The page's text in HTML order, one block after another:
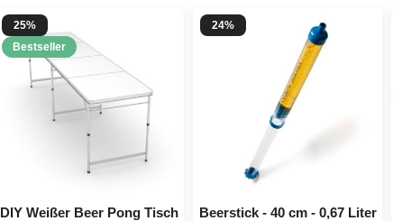
25%
Bestseller
DIY Weißer Beer Pong Tisch
24%
Beerstick - 40 cm - 0,67 Liter